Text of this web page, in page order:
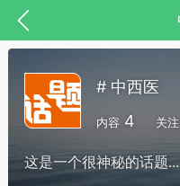
# 中西医
内容 4 关注
这是一个很神秘的话题...